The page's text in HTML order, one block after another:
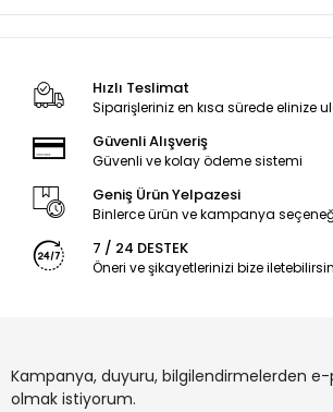
Hızlı Teslimat
Siparişleriniz en kısa sürede elinize
Güvenli Alışveriş
Güvenli ve kolay ödeme sistemi
Geniş Ürün Yelpazesi
Binlerce ürün ve kampanya
7 / 24 DESTEK
Öneri ve şikayetlerinizi bize
Kampanya, duyuru, bilgilendirmelerden
olmak istiyorum.